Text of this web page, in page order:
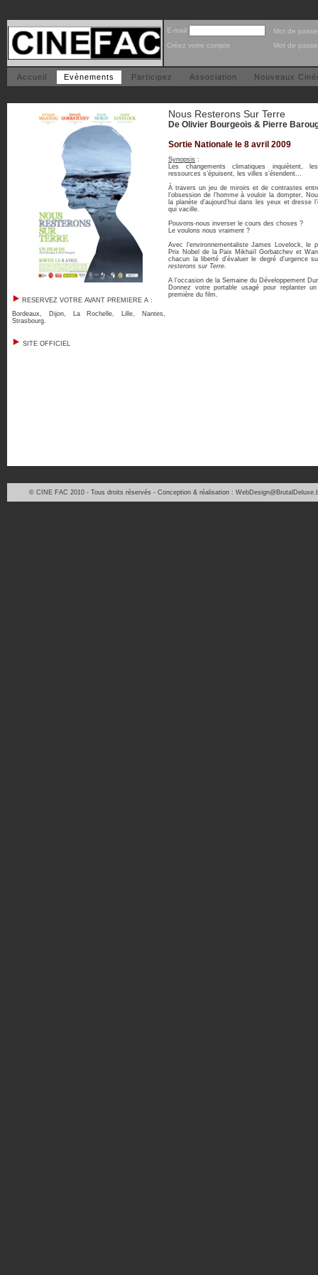
E-mail
Mot de passe
Créez votre compte
Mot de
Accueil Evènements Participez Association Nouveaux
RESERVEZ VOTRE AVANT PREMIERE A :
Bordeaux, Dijon, La Rochelle, Lille, Nantes,
Strasbourg.
SITE OFFICIEL
Nous Resterons Sur Terre
De Olivier Bourgeois & Pierre
Sortie Nationale le 8 avril 2009
Synopsis :
Les changements climatiques inquiètent,
ressources s’épuisent, les villes s’étendent...
À travers un jeu de miroirs et de contrastes
l’obsession de l’homme à vouloir la dompter,
la planète d’aujourd’hui dans les yeux et dresse
qui vacille.
Pouvons-nous inverser le cours des choses ?
Le voulons nous vraiment ?
Avec l’environnementaliste James Lovelock, le
Prix Nobel de la Paix Mikhaïl Gorbatchev et
chacun la liberté d’évaluer le degré d’urgence
resterons sur Terre.
A l’occasion de la Semaine du Développement
Donnez votre portable usagé pour replanter
première du film.
© CINE FAC 2010 - Tous droits réservés - Conception & réalisation :